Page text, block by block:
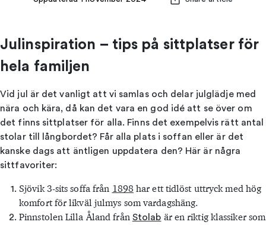
Julinspiration – tips på sittplatser för
hela familjen
Vid jul är det vanligt att vi samlas och delar julglädje med
nära och kära, då kan det vara en god idé att se över om
det finns sittplatser för alla. Finns det exempelvis rätt antal
stolar till långbordet? Får alla plats i soffan eller är det
kanske dags att äntligen uppdatera den? Här är några
sittfavoriter:
Sjövik 3-sits soffa från 1898 har ett tidlöst uttryck med hög
komfort för likväl julmys som vardagshäng.
Pinnstolen Lilla Åland från Stolab är en riktig klassiker som